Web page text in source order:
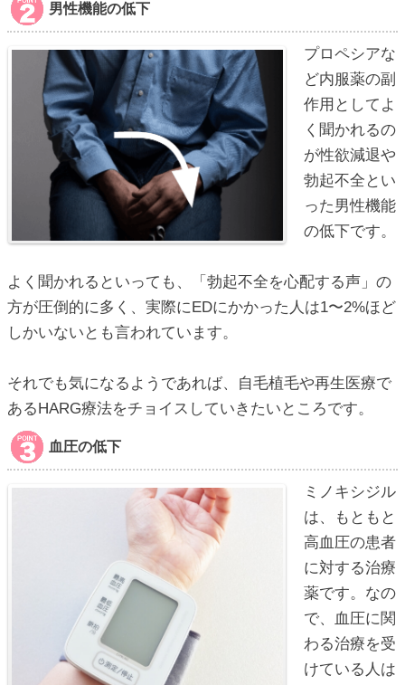
男性機能の低下
プロペシアな
ど内服薬の副
作用としてよ
く聞かれるの
が性欲減退や
勃起不全とい
った男性機能
の低下です。
よく聞かれるといっても、「勃起不全を心配する声」の
方が圧倒的に多く、実際にEDにかかった人は1〜2%ほど
しかいないとも言われています。
それでも気になるようであれば、自毛植毛や再生医療で
あるHARG療法をチョイスしていきたいところです。
血圧の低下
ミノキシジル
は、もともと
高血圧の患者
に対する治療
薬です。なの
で、血圧に関
わる治療を受
けている人は